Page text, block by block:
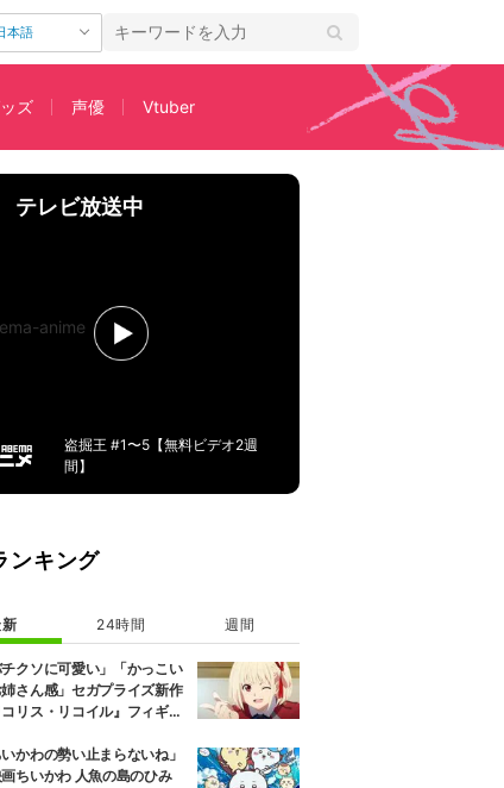
本語
ズ 声優 Vtuber
なるまで約15秒
テレビ放送中
盗掘王 #1〜5【無料ビデオ2週
間】
ンキング
24時間 週間
チクソに可愛い」「かっこい
さん感」セガプライズ新作
コリス・リコイル』フィギュ
いかわの勢い止まらないね」
画ちいかわ 人魚の島のひみ